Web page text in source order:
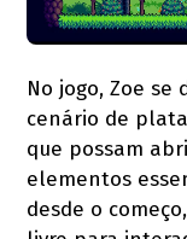
No jogo, Zoe
cenário de
que possam
elementos
desde o